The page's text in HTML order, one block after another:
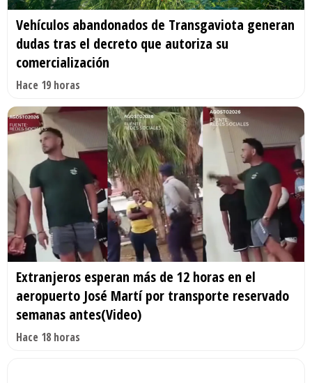
Vehículos abandonados de Transgaviota generan
dudas tras el decreto que autoriza su
comercialización
Hace 19 horas
Extranjeros esperan más de 12 horas en el
aeropuerto José Martí por transporte reservado
semanas antes(Video)
Hace 18 horas